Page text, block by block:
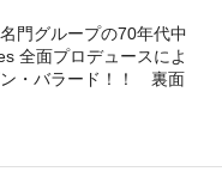
門グループの70年代中
全面プロデュースによ
ン・バラード！！ 裏面